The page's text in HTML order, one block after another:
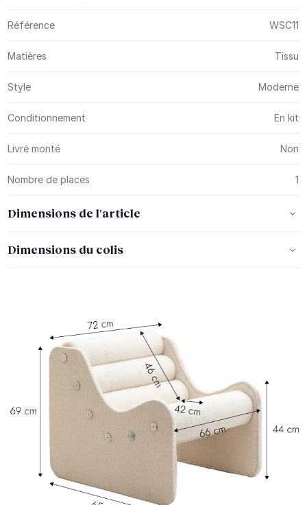
Référence WSC11
Matières Tissu
Style Moderne
Conditionnement En kit
Livré monté Non
Nombre de places 1
Dimensions de l'article
Dimensions du colis